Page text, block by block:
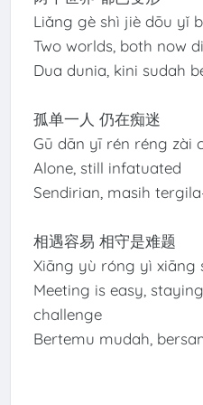
Liǎng gè shì jiè dōu yǐ
Two worlds, both now
Dua dunia, kini sudah
孤单一人 仍在痴迷
Gū dān yī rén réng zài
Alone, still infatuated
Sendirian, masih
相遇容易 相守是难题
Xiāng yù róng yì xiāng
Meeting is easy,
challenge
Bertemu mudah,